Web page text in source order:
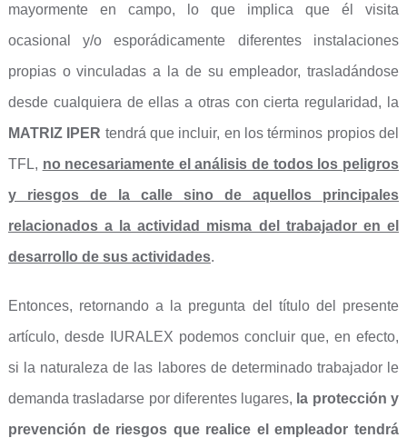
mayormente en campo, lo que implica que él visita
ocasional y/o esporádicamente diferentes instalaciones
propias o vinculadas a la de su empleador, trasladándose
desde cualquiera de ellas a otras con cierta regularidad, la
MATRIZ IPER tendrá que incluir, en los términos propios del
TFL, no necesariamente el análisis de todos los peligros
y riesgos de la calle
sino de aquellos principales
relacionados a la actividad misma del trabajador en el
desarrollo de sus actividades.
Entonces, retornando a la pregunta del título del presente
artículo, desde IURALEX podemos concluir que, en efecto,
si la naturaleza de las labores de determinado trabajador le
demanda trasladarse por diferentes lugares, la protección y
prevención de riesgos que realice el empleador tendrá